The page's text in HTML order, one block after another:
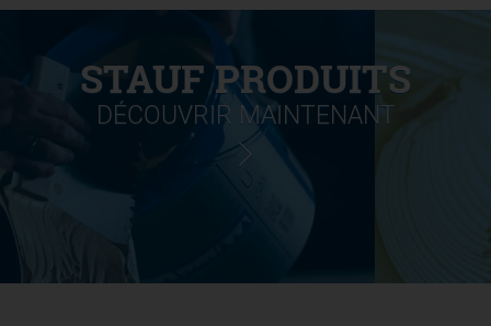
STAUF PRODUITS
DÉCOUVRIR MAINTENANT